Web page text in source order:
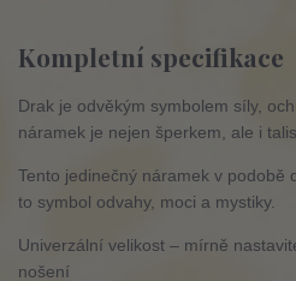
Kompletní specifikace
Drak je odvěkým symbolem síly,
náramek je nejen šperkem, ale i
Tento jedinečný náramek v podobě
to symbol odvahy, moci a mystiky.
Univerzální velikost – mírně
nošení